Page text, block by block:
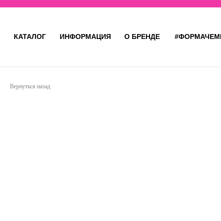
КАТАЛОГ ИНФОРМАЦИЯ О БРЕНДЕ
Вернуться назад